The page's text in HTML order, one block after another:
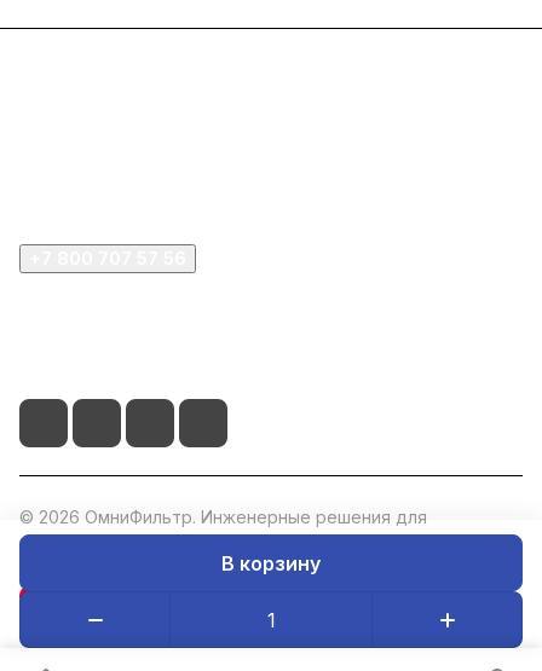
В корзину
© 2026 ОмниФильтр. Инженерные решения для
водоподготовки. ИНН: 5047273073, ОГРН: 1235000020760.
Оферта